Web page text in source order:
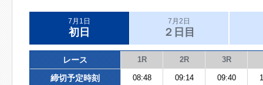
7月1日
初日
7月2日
２日目
レース 1R 2R 3R
締切予定時刻 08:48 09:14 09:40